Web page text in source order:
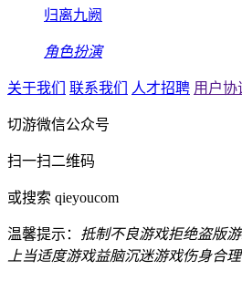
归离九阙
角色扮演
关于我们 联系我们 人才招聘 用户协
切游微信公众号
扫一扫二维码
或搜索 qieyoucom
温馨提示： 抵制不良游戏拒绝盗版
上当适度游戏益脑沉迷游戏伤身合